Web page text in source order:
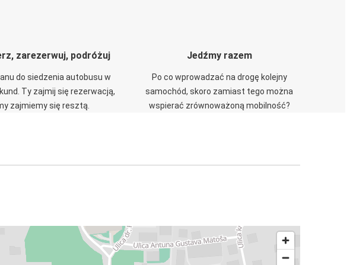
zarezerwuj, podróżuj
do siedzenia autobusu w
Ty zajmij się rezerwacją,
zajmiemy się resztą.
Jedźmy razem
Po co wprowadzać na drogę kolejny
samochód, skoro zamiast tego można
wspierać zrównoważoną mobilność?